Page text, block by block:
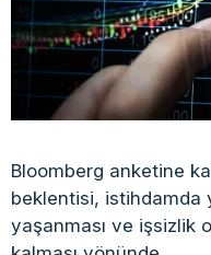
Bloomberg anketine
beklentisi, istihdamda
yaşanması ve işsizlik